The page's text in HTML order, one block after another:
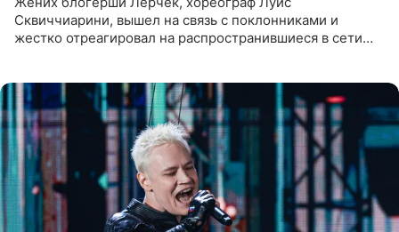
Сквиччиарини, вышел на связь с поклонниками и
жестко отреагировал на распространившиеся в сети